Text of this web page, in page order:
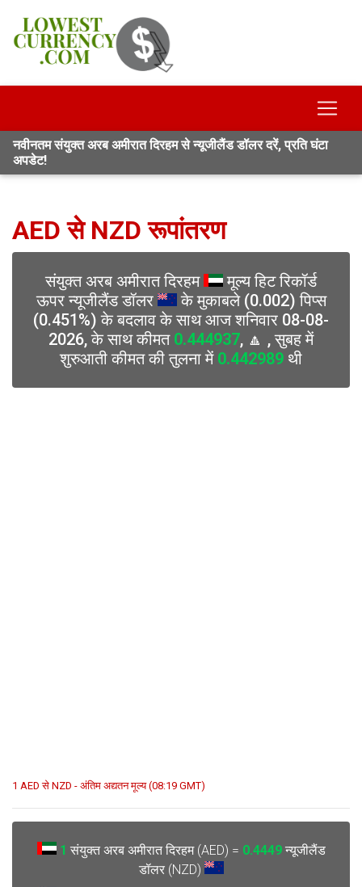
नवीनतम संयुक्त अरब अमीरात दिरहम से न्यूजीलैंड डॉलर दरें, प्रति घंटा
अपडेट!
AED से NZD रूपांतरण
संयुक्त अरब अमीरात दिरहम
मूल्य हिट रिकॉर्ड
ऊपर न्यूजीलैंड डॉलर
के मुकाबले (0.002) पिप्स
(0.451%) के बदलाव के साथ आज शनिवार 08-08-
2026, के साथ कीमत 0.444937, 🔼 , सुबह में
शुरुआती कीमत की तुलना में 0.442989 थी
1 AED से NZD - अंतिम अद्यतन मूल्य (08:19 GMT)
1 संयुक्त अरब अमीरात दिरहम (AED) = 0.4449न्यूजीलैंड
डॉलर (NZD)